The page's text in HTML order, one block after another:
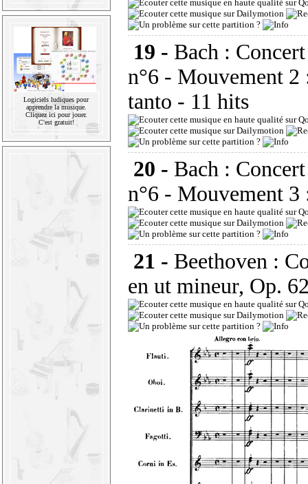
Logiciels ludiques pour
apprendre la musique.
Cliquez ici pour jouer.
C'est gratuit!
19 - Bach :
n°6 - Mouvement 2
tanto - 11 hits
20 - Bach :
n°6 - Mouvement
21 - Beethoven :
en ut mineur, Op.